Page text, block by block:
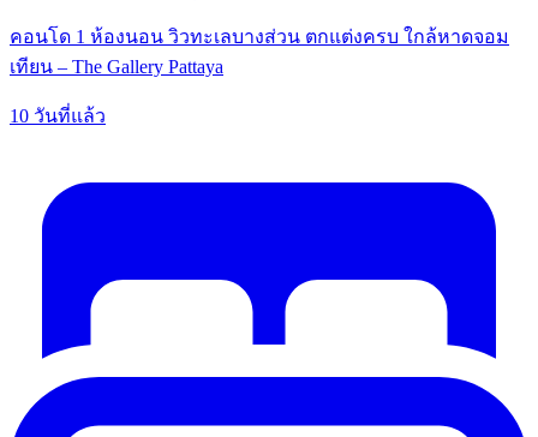
คอนโด 1 ห้องนอน วิวทะเลบางส่วน ตกแต่งครบ ใกล้หาดจอม
เทียน – The Gallery Pattaya
10 วันที่แล้ว